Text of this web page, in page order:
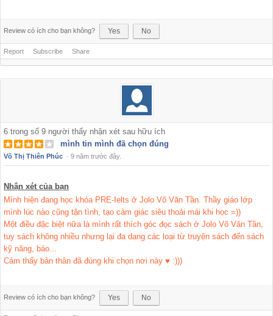
Review có ích cho bạn không? Yes No
Report Subscribe Share
6 trong số 9 người thấy nhận xét sau hữu ích
mình tin mình đã chọn đúng
Võ Thị Thiên Phúc · 9 năm trước đây.
Nhận xét của bạn
Mình hiện đang học khóa PRE-Ielts ở Jolo Võ Văn Tần. Thầy giáo lớp
mình lúc nào cũng tận tình, tạo cảm giác siêu thoải mái khi học =))
Một điều đặc biệt nữa là mình rất thích góc đọc sách ở Jolo Võ Văn Tần,
tuy sách không nhiều nhưng lại đa dạng các loại từ truyện sách đến sách
kỹ năng, báo...
Cảm thấy bản thân đã đúng khi chọn nơi này ♥ :)))
Review có ích cho bạn không? Yes No